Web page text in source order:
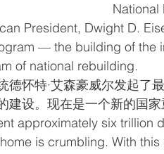
National
President, Dwight D.
— the building of the
of national rebuilding.
德怀特·艾森豪威尔发起了
建设。现在是一个新的国家
approximately six trillion
is crumbling. With